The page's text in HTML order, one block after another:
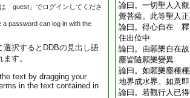
「guest」でログインしてくださ
password can log in with the
選択するとDDBの見出し語
す。
text by dragging your
in the text contained in
論曰。一切聖人入
覺菩薩。此等聖人
論曰。得心自在 釋
住出位中
論曰。由願樂自在
塵皆隨願樂變異
論曰。如願樂塵種
地界成水界。如意
論曰。若觀行人已